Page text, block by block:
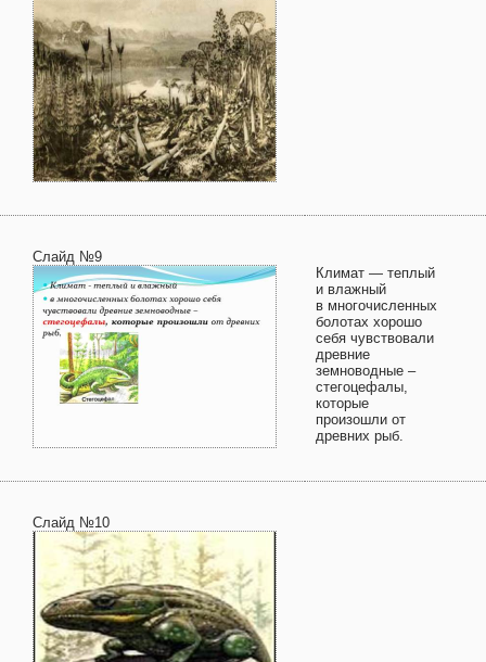
Слайд №9
Климат — теплый
и влажный
в многочисленных
болотах хорошо
себя чувствовали
древние
земноводные –
стегоцефалы,
которые
произошли от
древних рыб.
Слайд №10